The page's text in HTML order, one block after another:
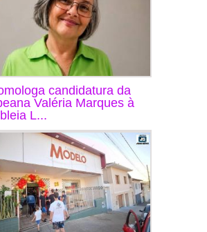
candidatura da
Valéria Marques à
L...